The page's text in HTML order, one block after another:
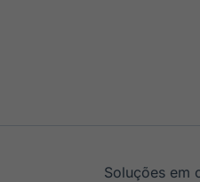
Soluções em